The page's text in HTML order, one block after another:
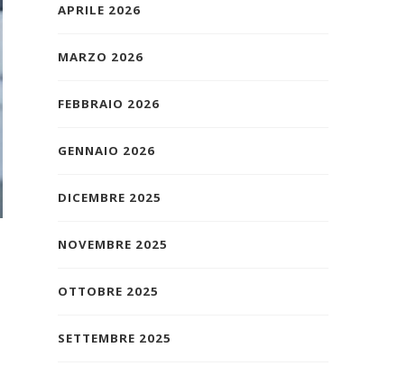
APRILE 2026
MARZO 2026
FEBBRAIO 2026
GENNAIO 2026
DICEMBRE 2025
NOVEMBRE 2025
OTTOBRE 2025
SETTEMBRE 2025